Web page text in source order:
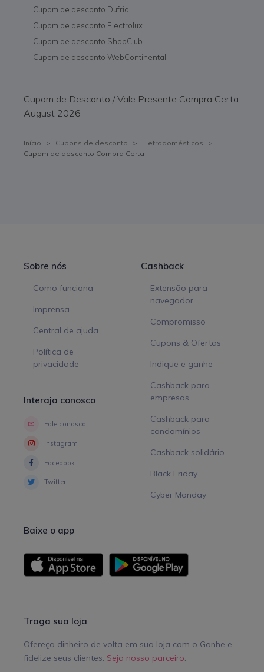
Cupom de desconto Dufrio
Cupom de desconto Electrolux
Cupom de desconto ShopClub
Cupom de desconto WebContinental
Cupom de Desconto / Vale Presente Compra Certa
August 2026
Início > Cupons de desconto > Eletrodomésticos
>
Cupom de desconto Compra Certa
Sobre nós
Como funciona
Imprensa
Central de ajuda
Política de
privacidade
Interaja conosco
Fale conosco
Instagram
Facebook
Twitter
Cashback
Extensão para
navegador
Compromisso
Cupons & Ofertas
Indique e ganhe
Cashback para
empresas
Cashback para
condomínios
Cashback solidário
Black Friday
Cyber Monday
Baixe o app
Traga sua loja
Ofereça dinheiro de volta em sua loja com o Ganhe e
fidelize seus clientes. Seja nosso parceiro.